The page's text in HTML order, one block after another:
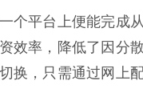
个平台上便能完成
效率，降低了因分
换，只需通过网上